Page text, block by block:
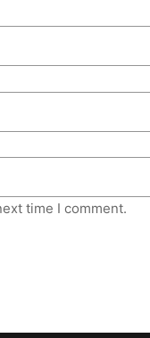
time I comment.